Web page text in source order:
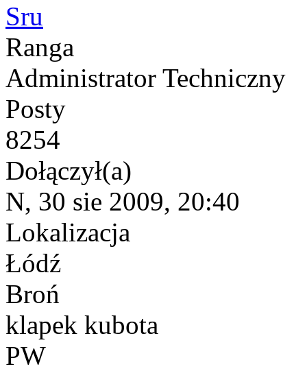
Sru
Ranga
Administrator Techniczny
Posty
8254
Dołączył(a)
N, 30 sie 2009, 20:40
Lokalizacja
Łódź
Broń
klapek kubota
PW